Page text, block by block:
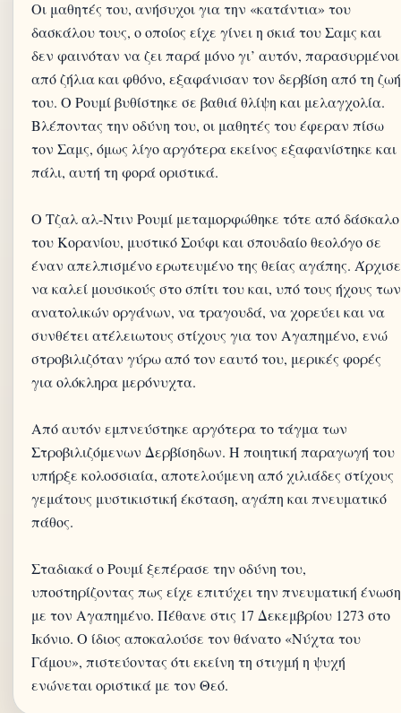
Οι μαθητές του, ανήσυχοι για την «κατάντια» του
δασκάλου τους, ο οποίος είχε γίνει η σκιά του Σαμς και
δεν φαινόταν να ζει παρά μόνο γι’ αυτόν, παρασυρμένοι
από ζήλια και φθόνο, εξαφάνισαν τον δερβίση από τη ζωή
του. Ο Ρουμί βυθίστηκε σε βαθιά θλίψη και μελαγχολία.
Βλέποντας την οδύνη του, οι μαθητές του έφεραν πίσω
τον Σαμς, όμως λίγο αργότερα εκείνος εξαφανίστηκε και
πάλι, αυτή τη φορά οριστικά.
Ο Τζαλ αλ-Ντιν Ρουμί μεταμορφώθηκε τότε από δάσκαλο
του Κορανίου, μυστικό Σούφι και σπουδαίο θεολόγο σε
έναν απελπισμένο ερωτευμένο της θείας αγάπης. Άρχισε
να καλεί μουσικούς στο σπίτι του και, υπό τους ήχους των
ανατολικών οργάνων, να τραγουδά, να χορεύει και να
συνθέτει ατέλειωτους στίχους για τον Αγαπημένο, ενώ
στροβιλιζόταν γύρω από τον εαυτό του, μερικές φορές
για ολόκληρα μερόνυχτα.
Από αυτόν εμπνεύστηκε αργότερα το τάγμα των
Στροβιλιζόμενων Δερβίσηδων. Η ποιητική παραγωγή του
υπήρξε κολοσσιαία, αποτελούμενη από χιλιάδες στίχους
γεμάτους μυστικιστική έκσταση, αγάπη και πνευματικό
πάθος.
Σταδιακά ο Ρουμί ξεπέρασε την οδύνη του,
υποστηρίζοντας πως είχε επιτύχει την πνευματική ένωση
με τον Αγαπημένο. Πέθανε στις 17 Δεκεμβρίου 1273 στο
Ικόνιο. Ο ίδιος αποκαλούσε τον θάνατο «Νύχτα του
Γάμου», πιστεύοντας ότι εκείνη τη στιγμή η ψυχή